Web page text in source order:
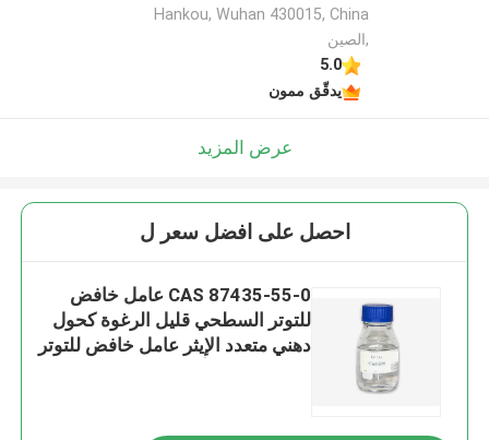
Hankou, Wuhan 430015, China
,الصين
5.0
يدقّق ممون
عرض المزيد
احصل على افضل سعر ل
CAS 87435-55-0 عامل خافض
للتوتر السطحي قليل الرغوة كحول
دهني متعدد الإيثر عامل خافض للتوتر